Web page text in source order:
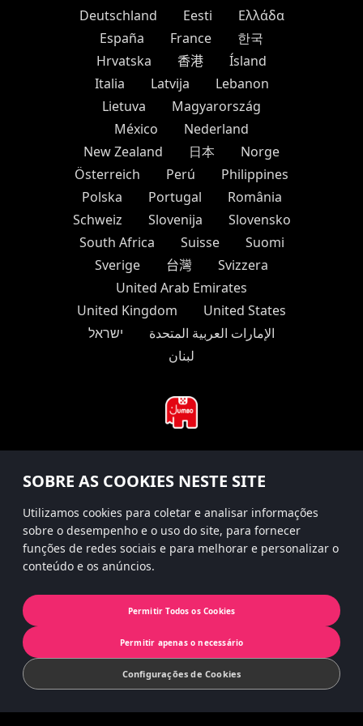
SOBRE AS COOKIES NESTE SITE
Utilizamos cookies para coletar e analisar informações
sobre o desempenho e o uso do site, para fornecer
funções de redes sociais e para melhorar e personalizar o
conteúdo e os anúncios.
Permitir Todos os Cookies
Permitir apenas o necessário
Configurações de Cookies
Deutschland
Eesti
Ελλάδα
España
France
한국
Hrvatska
香港
Ísland
Italia
Latvija
Lebanon
Lietuva
Magyarország
México
Nederland
New Zealand
日本
Norge
Österreich
Perú
Philippines
Polska
Portugal
România
Schweiz
Slovenija
Slovensko
South Africa
Suisse
Suomi
Sverige
台灣
Svizzera
United Arab Emirates
United Kingdom
United States
ישראל
الإمارات العربية المتحدة
لبنان
concept by Slættaratindur AB & Friends